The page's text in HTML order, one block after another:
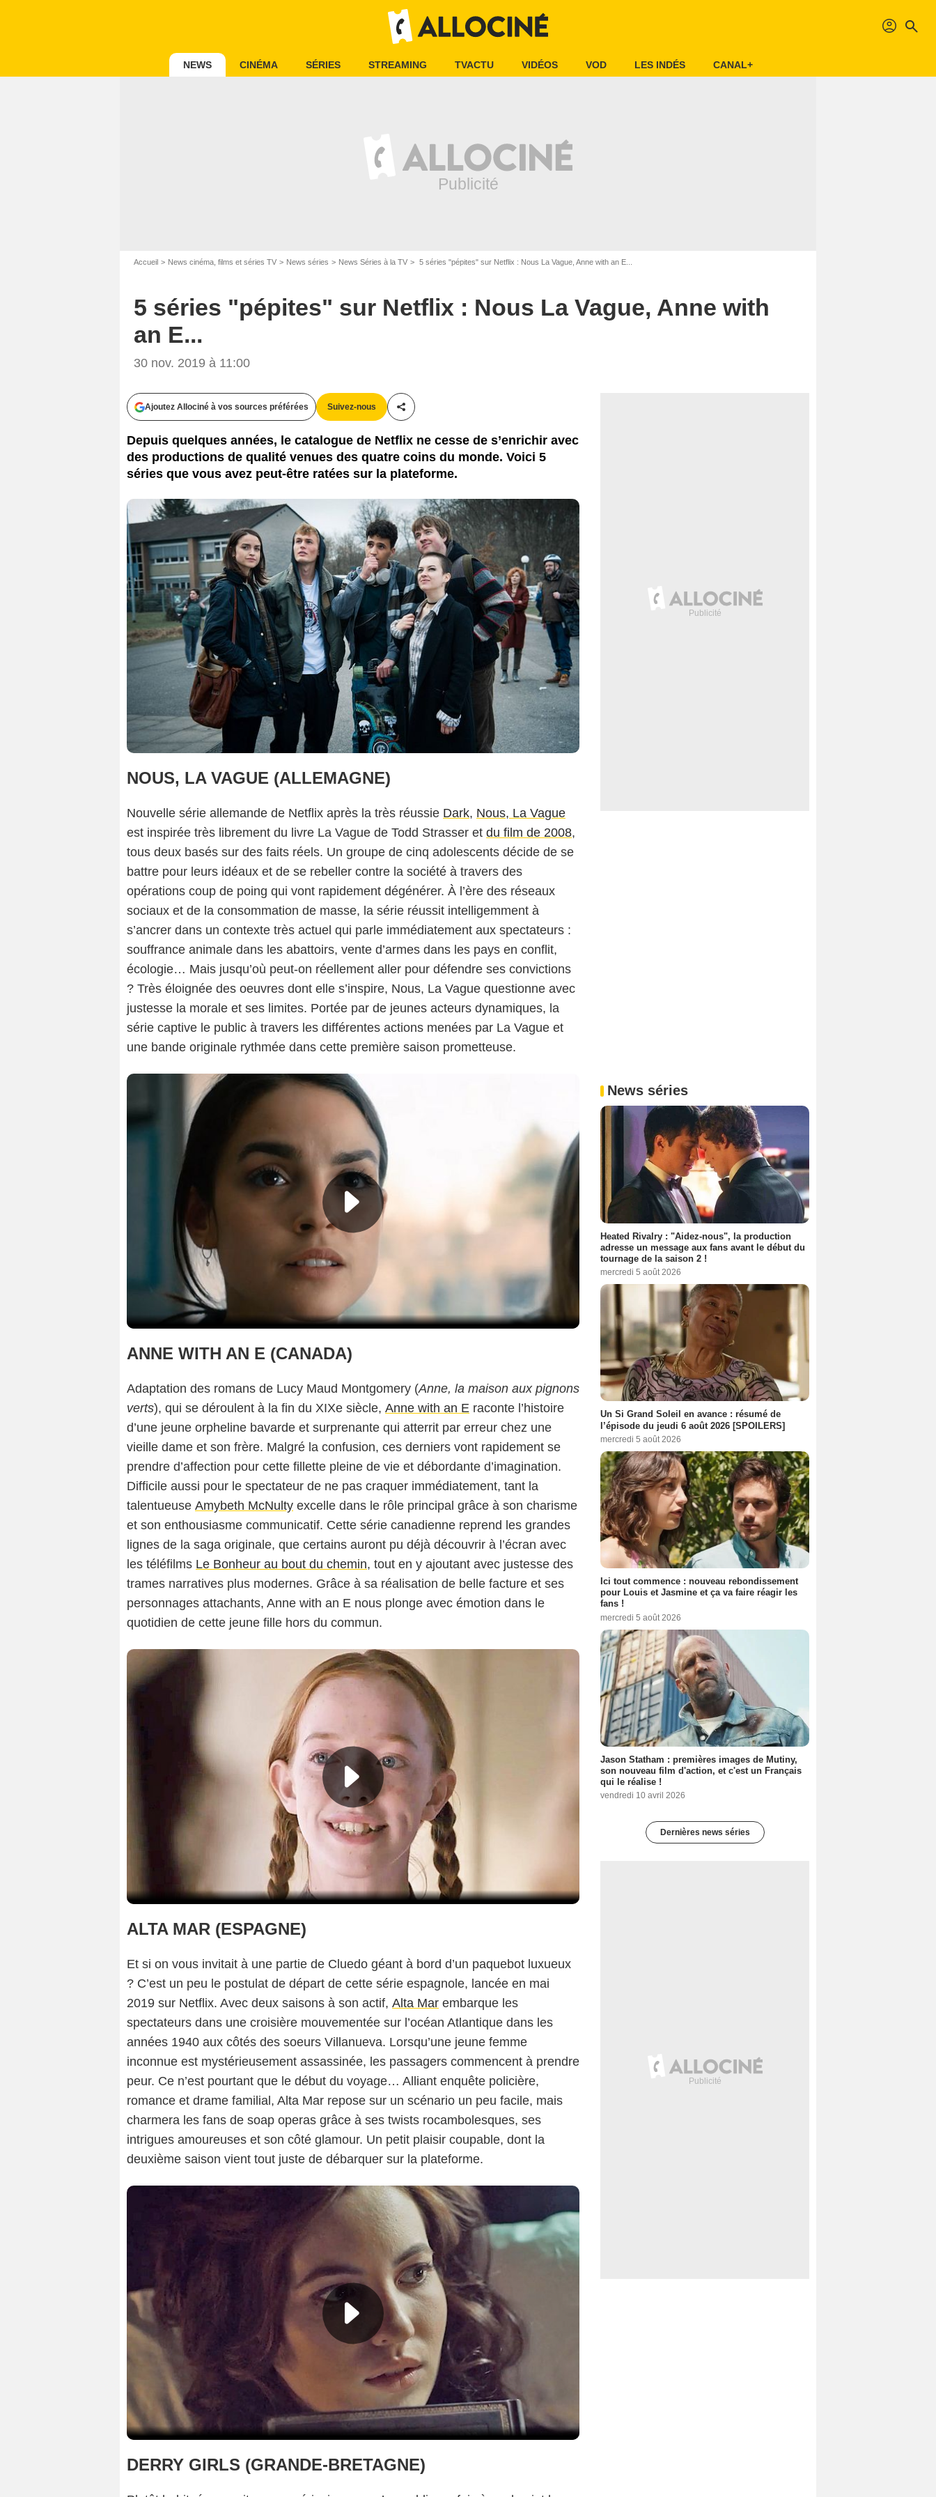
profil search
NEWS CINÉMA SÉRIES STREAMING TVACTU VIDÉOS VOD LES INDÉS CANAL+
Accueil News cinéma, films et séries TV News séries News Séries à la TV 5 séries "pépites" sur Netflix : Nous La Vague, Anne with an E...
5 séries "pépites" sur Netflix : Nous La Vague, Anne with
an E...
30 nov. 2019 à 11:00
Ajoutez Allociné à vos sources préférées Suivez-nous
Partager cet article
Depuis quelques années, le catalogue de Netflix ne cesse de s’enrichir avec
des productions de qualité venues des quatre coins du monde. Voici 5
séries que vous avez peut-être ratées sur la plateforme.
NOUS, LA VAGUE (ALLEMAGNE)
Nouvelle série allemande de Netflix après la très réussie Dark, Nous, La Vague
est inspirée très librement du livre La Vague de Todd Strasser et du film de 2008,
tous deux basés sur des faits réels. Un groupe de cinq adolescents décide de se
battre pour leurs idéaux et de se rebeller contre la société à travers des
opérations coup de poing qui vont rapidement dégénérer. À l’ère des réseaux
sociaux et de la consommation de masse, la série réussit intelligemment à
s’ancrer dans un contexte très actuel qui parle immédiatement aux spectateurs :
souffrance animale dans les abattoirs, vente d’armes dans les pays en conflit,
écologie… Mais jusqu’où peut-on réellement aller pour défendre ses convictions
? Très éloignée des oeuvres dont elle s’inspire, Nous, La Vague questionne avec
justesse la morale et ses limites. Portée par de jeunes acteurs dynamiques, la
série captive le public à travers les différentes actions menées par La Vague et
une bande originale rythmée dans cette première saison prometteuse.
ANNE WITH AN E (CANADA)
Adaptation des romans de Lucy Maud Montgomery (Anne, la maison aux pignons
verts), qui se déroulent à la fin du XIXe siècle, Anne with an E raconte l’histoire
d’une jeune orpheline bavarde et surprenante qui atterrit par erreur chez une
vieille dame et son frère. Malgré la confusion, ces derniers vont rapidement se
prendre d’affection pour cette fillette pleine de vie et débordante d’imagination.
Difficile aussi pour le spectateur de ne pas craquer immédiatement, tant la
talentueuse Amybeth McNulty excelle dans le rôle principal grâce à son charisme
et son enthousiasme communicatif. Cette série canadienne reprend les grandes
lignes de la saga originale, que certains auront pu déjà découvrir à l’écran avec
les téléfilms Le Bonheur au bout du chemin, tout en y ajoutant avec justesse des
trames narratives plus modernes. Grâce à sa réalisation de belle facture et ses
personnages attachants, Anne with an E nous plonge avec émotion dans le
quotidien de cette jeune fille hors du commun.
ALTA MAR (ESPAGNE)
Et si on vous invitait à une partie de Cluedo géant à bord d’un paquebot luxueux
? C’est un peu le postulat de départ de cette série espagnole, lancée en mai
2019 sur Netflix. Avec deux saisons à son actif, Alta Mar embarque les
spectateurs dans une croisière mouvementée sur l’océan Atlantique dans les
années 1940 aux côtés des soeurs Villanueva. Lorsqu’une jeune femme
inconnue est mystérieusement assassinée, les passagers commencent à prendre
peur. Ce n’est pourtant que le début du voyage… Alliant enquête policière,
romance et drame familial, Alta Mar repose sur un scénario un peu facile, mais
charmera les fans de soap operas grâce à ses twists rocambolesques, ses
intrigues amoureuses et son côté glamour. Un petit plaisir coupable, dont la
deuxième saison vient tout juste de débarquer sur la plateforme.
DERRY GIRLS (GRANDE-BRETAGNE)
News séries
Heated Rivalry : "Aidez-nous", la production
adresse un message aux fans avant le début du
tournage de la saison 2 !
mercredi 5 août 2026
Un Si Grand Soleil en avance : résumé de
l’épisode du jeudi 6 août 2026 [SPOILERS]
mercredi 5 août 2026
Ici tout commence : nouveau rebondissement
pour Louis et Jasmine et ça va faire réagir les
fans !
mercredi 5 août 2026
Jason Statham : premières images de Mutiny,
son nouveau film d'action, et c'est un Français
qui le réalise !
vendredi 10 avril 2026
Dernières news séries